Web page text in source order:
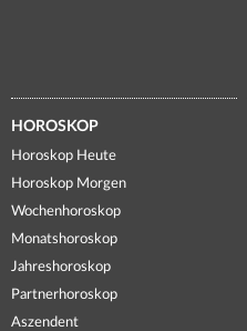
HOROSKOP
Horoskop Heute
Horoskop Morgen
Wochenhoroskop
Monatshoroskop
Jahreshoroskop
Partnerhoroskop
Aszendent